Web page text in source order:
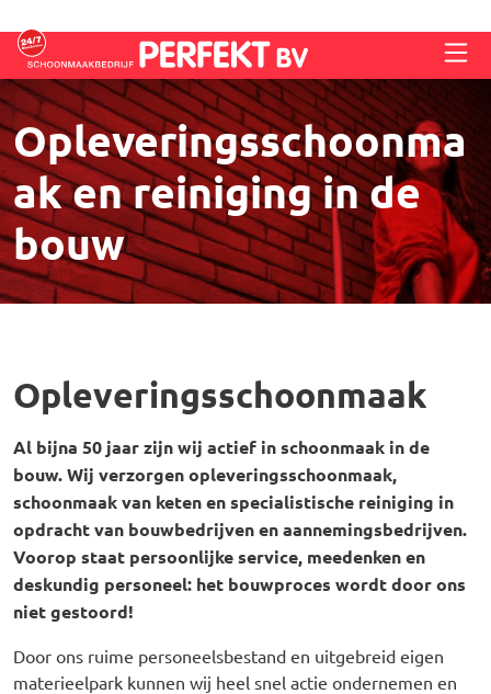
Opleveringsschoonma
ak en reiniging in de
bouw
Opleveringsschoonmaak
Al bijna 50 jaar zijn wij actief in schoonmaak in de
bouw. Wij verzorgen opleveringsschoonmaak,
schoonmaak van keten en specialistische reiniging in
opdracht van bouwbedrijven en aannemingsbedrijven.
Voorop staat persoonlijke service, meedenken en
deskundig personeel: het bouwproces wordt door ons
niet gestoord!
Door ons ruime personeelsbestand en uitgebreid eigen
materieelpark kunnen wij heel snel actie ondernemen en